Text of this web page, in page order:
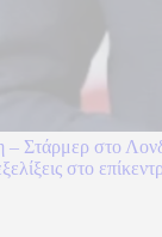
Στάρμερ στο
στο